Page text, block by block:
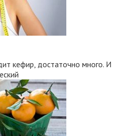
кефир, достаточно много. И